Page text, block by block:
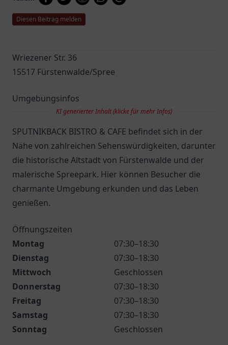
Diesen Beitrag melden
Wriezener Str. 36
15517 Fürstenwalde/Spree
Umgebungsinfos
KI generierter Inhalt (klicke für mehr Infos)
SPUTNIKBACK BISTRO & CAFE befindet sich in der
Nähe von zahlreichen Sehenswürdigkeiten, darunter
die historische Altstadt von Fürstenwalde und der
malerische Spreepark. Hier können Besucher die
charmante Umgebung erkunden und das Leben
genießen.
Öffnungszeiten
Montag
07:30–18:30
Dienstag
07:30–18:30
Mittwoch
Geschlossen
Donnerstag
07:30–18:30
Freitag
07:30–18:30
Samstag
07:30–18:30
Sonntag
Geschlossen